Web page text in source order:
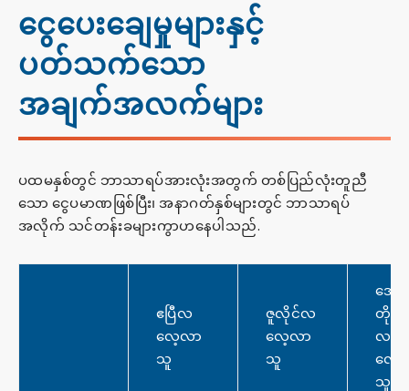
ငွေပေးချေမှုများနှင့်
ပတ်သက်သော
အချက်အလက်များ
ပထမနှစ်တွင် ဘာသာရပ်အားလုံးအတွက် တစ်ပြည်လုံးတူညီ
သော ငွေပမာဏဖြစ်ပြီး၊ အနာဂတ်နှစ်များတွင် ဘာသာရပ်
အလိုက် သင်တန်းခများကွာဟနေပါသည်.
ဧပြီလ
လေ့လာ
သူ
ဇူလိုင်လ
လေ့လာ
သူ
အေ
တိုဘ
လ
လေ့
သူ